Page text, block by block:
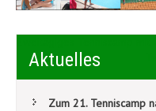
Aktuelles
Zum 21. Tenniscamp